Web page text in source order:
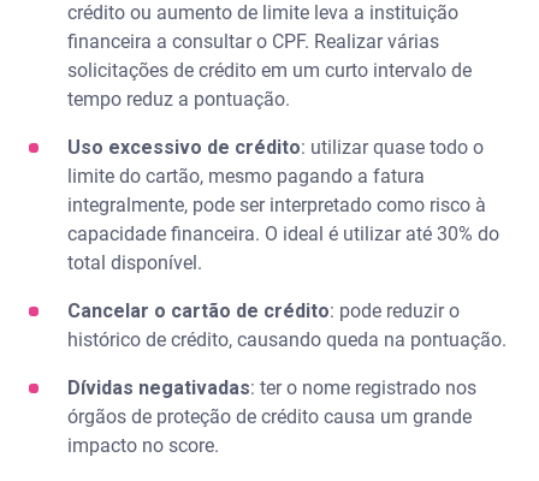
crédito ou aumento de limite leva a instituição
financeira a consultar o CPF. Realizar várias
solicitações de crédito em um curto intervalo de
tempo reduz a pontuação.
Uso excessivo de crédito: utilizar quase todo o
limite do cartão, mesmo pagando a fatura
integralmente, pode ser interpretado como risco à
capacidade financeira. O ideal é utilizar até 30% do
total disponível.
Cancelar o cartão de crédito: pode reduzir o
histórico de crédito, causando queda na pontuação.
Dívidas negativadas: ter o nome registrado nos
órgãos de proteção de crédito causa um grande
impacto no score.